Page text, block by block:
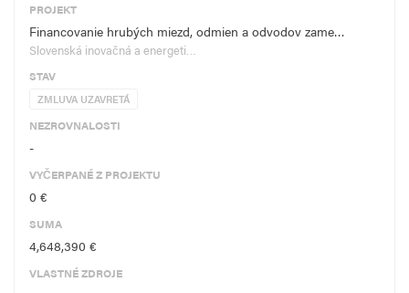
PROJEKT
Financovanie hrubých miezd, odmien a odvodov zame…
Slovenská inovačná a energeti…
STAV
ZMLUVA UZAVRETÁ
NEZROVNALOSTI
-
VYČERPANÉ Z PROJEKTU
0 €
SUMA
4,648,390 €
VLASTNÉ ZDROJE